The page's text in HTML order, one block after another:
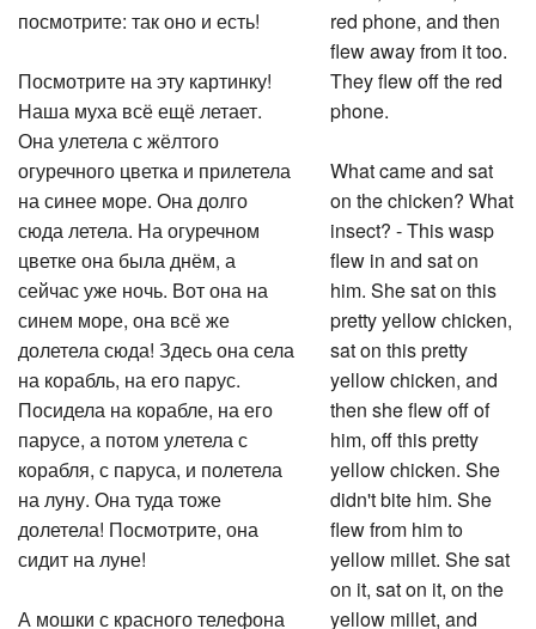
посмотрите: так оно и есть!
Посмотрите на эту картинку!
Наша муха всё ещё летает.
Она улетела с жёлтого
огуречного цветка и прилетела
на синее море. Она долго
сюда летела. На огуречном
цветке она была днём, а
сейчас уже ночь. Вот она на
синем море, она всё же
долетела сюда! Здесь она села
на корабль, на его парус.
Посидела на корабле, на его
парусе, а потом улетела с
корабля, с паруса, и полетела
на луну. Она туда тоже
долетела! Посмотрите, она
сидит на луне!
А мошки с красного телефона
red phone, and then
flew away from it too.
They flew off the red
phone.
What came and sat
on the chicken? What
insect? - This wasp
flew in and sat on
him. She sat on this
pretty yellow chicken,
sat on this pretty
yellow chicken, and
then she flew off of
him, off this pretty
yellow chicken. She
didn't bite him. She
flew from him to
yellow millet. She sat
on it, sat on it, on the
yellow millet, and